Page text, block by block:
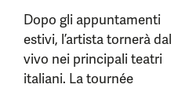
Dopo gli appuntamenti
estivi, l’artista tornerà dal
vivo nei principali teatri
italiani. La tournée